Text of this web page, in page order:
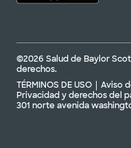
©2026 Salud de Baylor
derechos.
TÉRMINOS DE USO
Aviso
Privacidad y derechos del
301 norte avenida